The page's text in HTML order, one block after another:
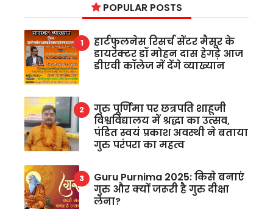
POPULAR POSTS
हार्टफुलनेस रिसर्च सेंटर मैसूर के
डायरेक्टर डॉ मोहन दास हेगड़े आज
डीएवी कॉलेज में देंगे व्याख्यान
गुरु पूर्णिमा पर छत्रपति शाहूजी
विश्वविद्यालय में श्रद्धा का उत्सव,
पंडित स्वयं प्रकाश अवस्थी ने बताया
गुरु परंपरा का महत्व
Guru Purnima 2025: किसे बनाएं
गुरु और क्यों जरूरी है गुरु दीक्षा
लेना?